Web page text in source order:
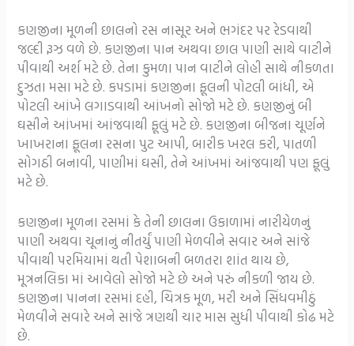
કણજીના મૂળની છાલનો રસ નાસૂર અને ભગંદર પર રેડવાથી
જલ્દી રૂઝ વળે છે. કણજીના પાન અથવા છાલ પાણી સાથે વાટીને
પીવાથી અર્શ મટે છે. તેના કુમળા પાન વાટીને લોહી સાથે નીકળતા
દુઝતા મસા મટે છે. કપડામાં કણજીના ફૂલની પોટલી બાંધી, એ
પોટલી આંખે લગાડવાથી આંખનો સોજો મટે છે. કણજીનું બી
ઘસીને આંખમાં આંજવાથી ફૂલું મટે છે. કણજીના બીજના ચૂર્ણને
ખાખરાના ફૂલના રસના પુટ આપી, બારીક ખરલ કરી, પાતળી
સોગઠી બનાવી, પાણીમાં ઘસી, તેને આંખમાં આંજવાથી પણ ફૂલું
મટે છે.
કણજીના મૂળના રસમાં કે તેની છાલના ઉકાળામાં નારીયેળનું
પાણી અથવા ચૂનાનું નીતર્યું પાણી મેળવીને સવાર અને સાંજે
પીવાથી પરમિયામાં થતી પેશાબની બળતરા શાંત થાય છે,
મૂત્રનલિકા માં આવેલો સોજો મટે છે અને પરું નીકળી જાય છે.
કણજીના પાનના રસમાં દહી, ચિત્રક મૂળ, મરી અને સિંધવમીઠું
મેળવીને સવારે અને સાંજે ત્રણથી ચાર માસ સુધી પીવાથી કોઢ મટે
છે.